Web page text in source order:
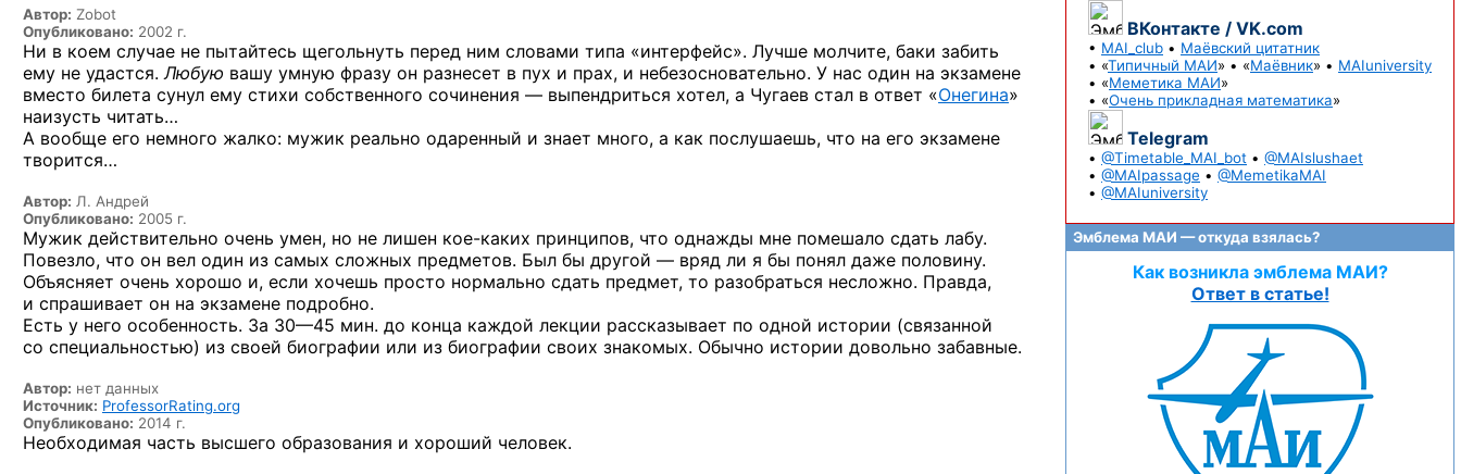
Автор: Zobot
Опубликовано: 2002 г.
Ни в коем случае не пытайтесь щегольнуть перед ним словами типа «интерфейс». Лучше молчите, баки забить
ему не удастся. Любую вашу умную фразу он разнесет в пух и прах, и небезосновательно. У нас один на экзамене
вместо билета сунул ему стихи собственного сочинения — выпендриться хотел, а Чугаев стал в ответ «Онегина»
наизусть читать…
А вообще его немного жалко: мужик реально одаренный и знает много, а как послушаешь, что на его экзамене
творится…
Автор: Л. Андрей
Опубликовано: 2005 г.
Мужик действительно очень умен, но не лишен кое-каких принципов, что однажды мне помешало сдать лабу.
Повезло, что он вел один из самых сложных предметов. Был бы другой — вряд ли я бы понял даже половину.
Объясняет очень хорошо и, если хочешь просто нормально сдать предмет, то разобраться несложно. Правда,
и спрашивает он на экзамене подробно.
Есть у него особенность. За 30—45 мин. до конца каждой лекции рассказывает по одной истории (связанной
со специальностью) из своей биографии или из биографии своих знакомых. Обычно истории довольно забавные.
Автор: нет данных
Источник: ProfessorRating.org
Опубликовано: 2014 г.
Необходимая часть высшего образования и хороший человек.
ВКонтакте / VK.com
• MAI_club • Маёвский цитатник
• «Типичный МАИ» • «Маёвник» • MAIuniversity
• «Меметика МАИ»
• «Очень прикладная математика»
Telegram
• @Timetable_MAI_bot • @MAIslushaet
• @MAIpassage • @MemetikaMAI
• @MAIuniversity
Эмблема МАИ — откуда взялась?
Как возникла эмблема МАИ?
Ответ в статье!